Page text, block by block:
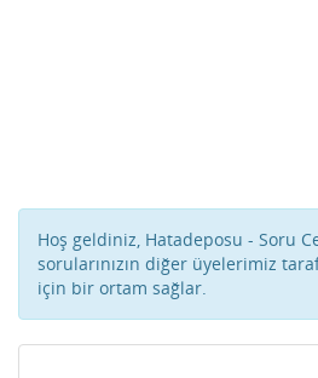
Hoş geldiniz, Hatadeposu - Soru
sorularınızın diğer üyelerimiz
için bir ortam sağlar.